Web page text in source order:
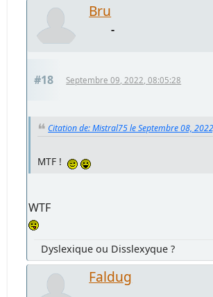
Bru
-
#18 Septembre 09, 2022, 08:05:28
Citation de: Mistral75 le Septembre 08,
MTF !
WTF
Dyslexique ou Disslexyque ?
Faldug